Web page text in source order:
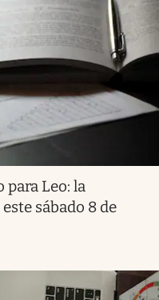
para Leo: la
sábado 8 de